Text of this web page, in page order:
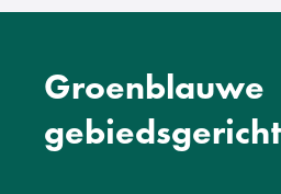
Groenblauwe